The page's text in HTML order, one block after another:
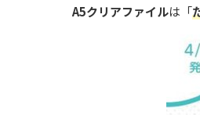
A5クリアファイルは「